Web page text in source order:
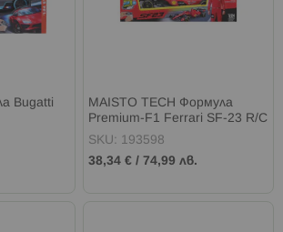
Bugatti
MAISTO TECH Формула
Premium-F1 Ferrari SF-23 R/C
1:24
SKU: 193598
38,34 € /74,99 лв.